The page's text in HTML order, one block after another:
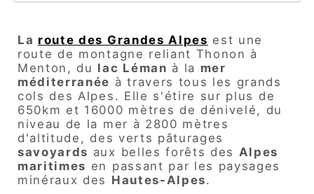
La route des Grandes Alpes est une
route de montagne reliant Thonon à
Menton, du lac Léman à la mer
méditerranée à travers tous les grands
cols des Alpes. Elle s'étire sur plus de
650km et 16000 mètres de dénivelé, du
niveau de la mer à 2800 mètres
d'altitude, des verts pâturages
savoyards aux belles forêts des Alpes
maritimes en passant par les paysages
minéraux des Hautes-Alpes.